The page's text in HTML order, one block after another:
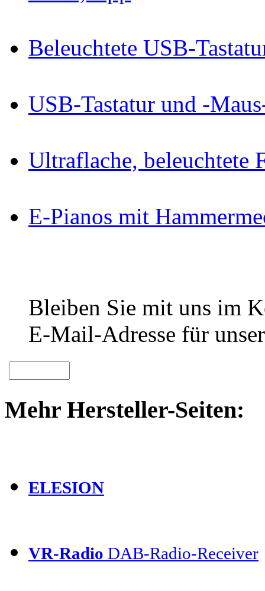
Beleuchtete USB-
USB-Tastatur und -
Ultraflache, beleuchtete
E-Pianos mit
Bleiben Sie mit uns im
E-Mail-Adresse für
Mehr Hersteller-Seiten:
ELESION
VR-Radio DAB-Radio-Receiver